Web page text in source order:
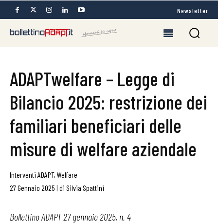
Newsletter
ADAPTwelfare – Legge di
Bilancio 2025: restrizione dei
familiari beneficiari delle
misure di welfare aziendale
Interventi ADAPT, Welfare
27 Gennaio 2025 | di Silvia Spattini
Bollettino ADAPT 27 gennaio 2025, n. 4